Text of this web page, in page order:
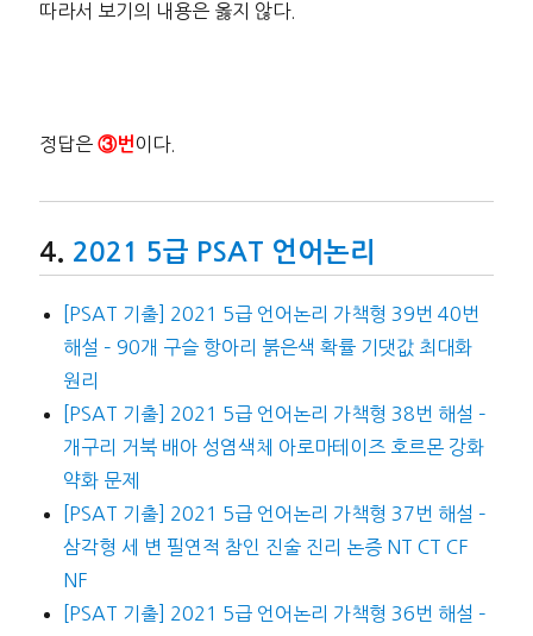
따라서 보기의 내용은 옳지 않다.
정답은③번 이다.
2021 5급 PSAT 언어논리
[PSAT 기출] 2021 5급 언어논리 가책형 39번 40번
해설 – 90개 구슬 항아리 붉은색 확률 기댓값 최대화
원리
[PSAT 기출] 2021 5급 언어논리 가책형 38번 해설 –
개구리 거북 배아 성염색체 아로마테이즈 호르몬 강화
약화 문제
[PSAT 기출] 2021 5급 언어논리 가책형 37번 해설 –
삼각형 세 변 필연적 참인 진술 진리 논증 NT CT CF
NF
[PSAT 기출] 2021 5급 언어논리 가책형 36번 해설 –